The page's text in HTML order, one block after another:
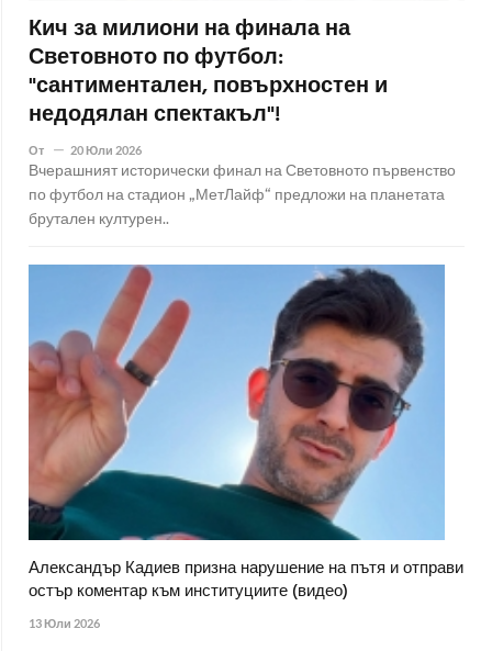
Кич за милиони на финала на
Световното по футбол:
"сантиментален, повърхностен и
недодялан спектакъл"!
От 20 Юли 2026
Вчерашният исторически финал на Световното първенство
по футбол на стадион „МетЛайф“ предложи на планетата
брутален културен..
Александър Кадиев призна нарушение на пътя и отправи
остър коментар към институциите (видео)
13 Юли 2026